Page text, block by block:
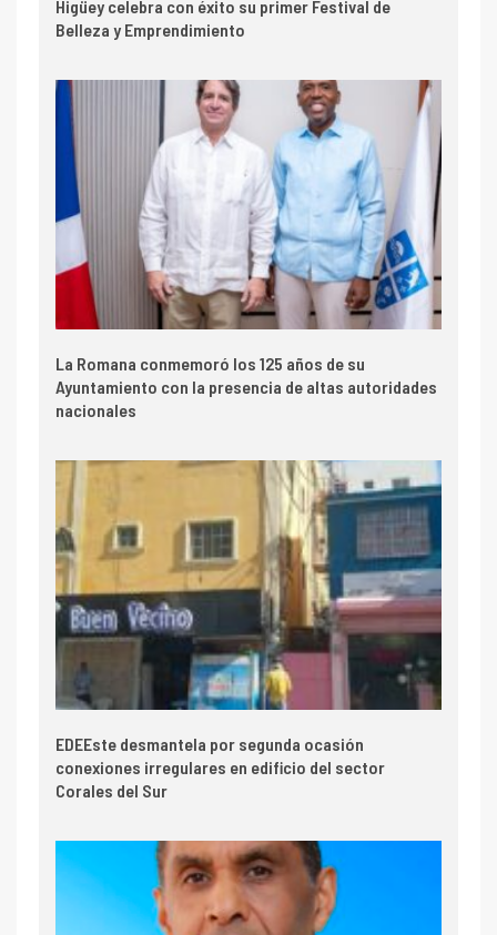
Higüey celebra con éxito su primer Festival de
Belleza y Emprendimiento
La Romana conmemoró los 125 años de su
Ayuntamiento con la presencia de altas autoridades
nacionales
EDEEste desmantela por segunda ocasión
conexiones irregulares en edificio del sector
Corales del Sur